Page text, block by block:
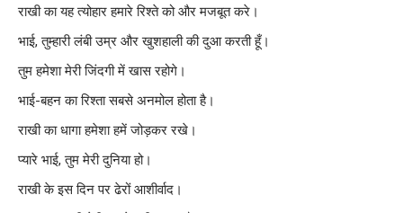
राखी का यह त्योहार हमारे रिश्ते को और मजबूत करे।
भाई, तुम्हारी लंबी उम्र और खुशहाली की दुआ करती हूँ।
तुम हमेशा मेरी जिंदगी में खास रहोगे।
भाई-बहन का रिश्ता सबसे अनमोल होता है।
राखी का धागा हमेशा हमें जोड़कर रखे।
प्यारे भाई, तुम मेरी दुनिया हो।
राखी के इस दिन पर ढेरों आशीर्वाद।